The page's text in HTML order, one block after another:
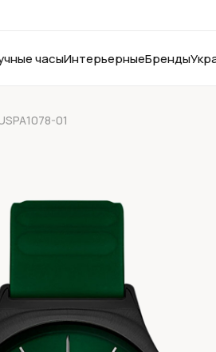
часыИнтерьерныеБренды
01